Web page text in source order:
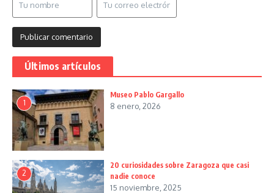
Últimos artículos
1
Museo Pablo Gargallo
8 enero, 2026
2
20 curiosidades sobre Zaragoza que casi
nadie conoce
15 noviembre, 2025